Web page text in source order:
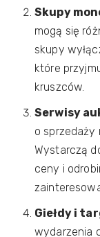
Skupy
mogą się
skupy
które
kruszców.
Serwisy
o sprzedaży
Wystarczą
ceny i
Giełdy i
wydarzenia